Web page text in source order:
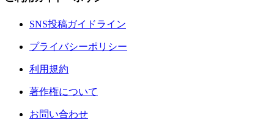
SNS投稿ガイドライン
プライバシーポリシー
利用規約
著作権について
お問い合わせ